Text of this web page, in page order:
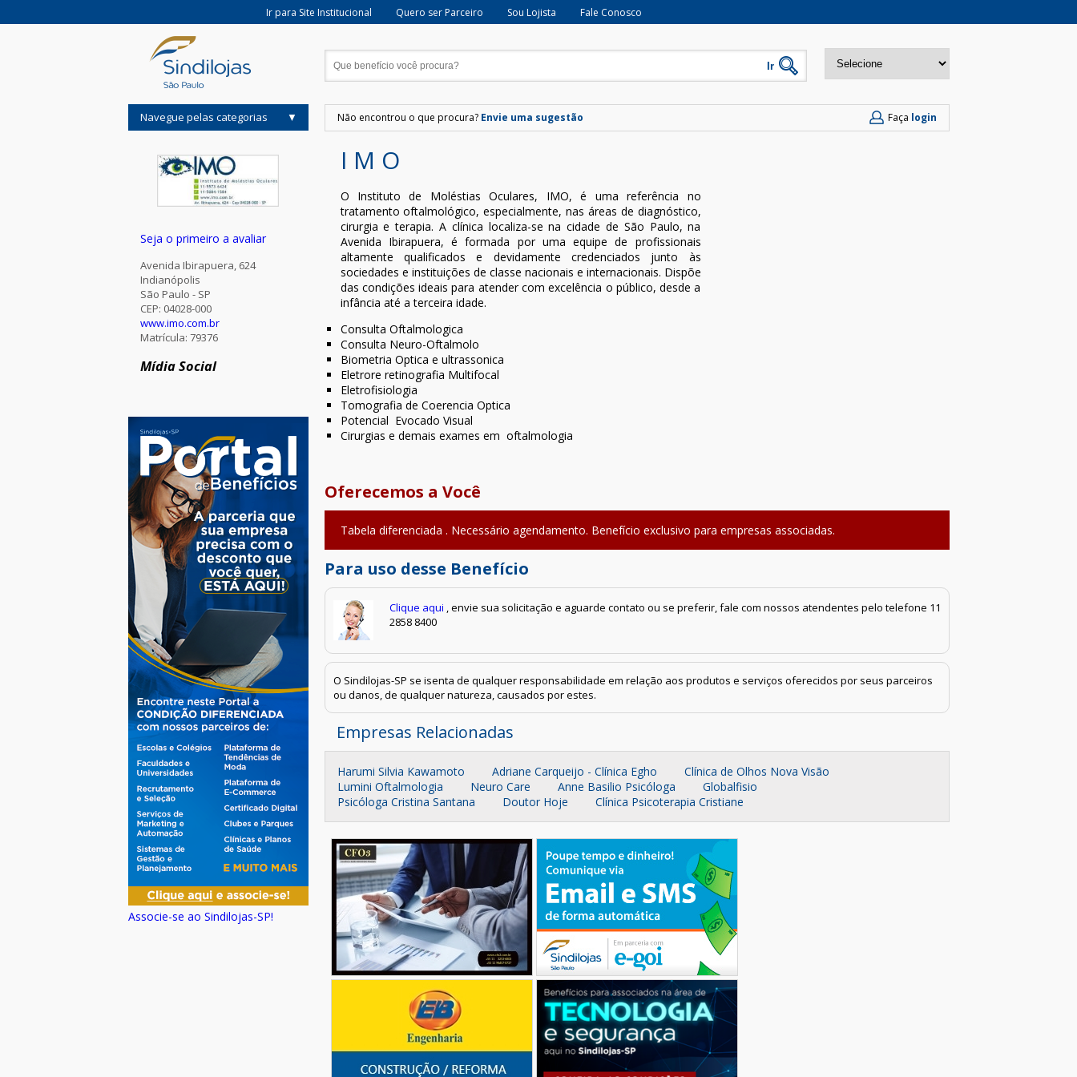
Ir para Site Institucional Quero ser Parceiro Sou Lojista Fale Conosco
Navegue pelas categorias
Seja o primeiro a avaliar
Avenida Ibirapuera, 624
Indianópolis
São Paulo - SP
CEP: 04028-000
www.imo.com.br
Matrícula: 79376
Mídia Social
Associe-se ao Sindilojas-SP!
Não encontrou o que procura? Envie uma sugestão Faça login
I M O
O Instituto de Moléstias Oculares, IMO, é uma referência no
tratamento oftalmológico, especialmente, nas áreas de diagnóstico,
cirurgia e terapia. A clínica localiza-se na cidade de São Paulo, na
Avenida Ibirapuera, é formada por uma equipe de profissionais
altamente qualificados e devidamente credenciados junto às
sociedades e instituições de classe nacionais e internacionais. Dispõe
das condições ideais para atender com excelência o público, desde a
infância até a terceira idade.
Consulta Oftalmologica
Consulta Neuro-Oftalmolo
Biometria Optica e ultrassonica
Eletrore retinografia Multifocal
Eletrofisiologia
Tomografia de Coerencia Optica
Potencial Evocado Visual
Cirurgias e demais exames em oftalmologia
Oferecemos a Você
Tabela diferenciada . Necessário agendamento. Benefício exclusivo para empresas associadas.
Para uso desse Benefício
Clique aqui , envie sua solicitação e aguarde contato ou se preferir, fale com nossos atendentes pelo telefone 11
2858 8400
O Sindilojas-SP se isenta de qualquer responsabilidade em relação aos produtos e serviços oferecidos por seus parceiros
ou danos, de qualquer natureza, causados por estes.
Empresas Relacionadas
Harumi Silvia Kawamoto Adriane Carqueijo - Clínica Egho
Clínica de Olhos Nova Visão
Lumini Oftalmologia
Neuro Care Anne Basilio Psicóloga
Globalfisio
Psicóloga Cristina Santana
Doutor Hoje Clínica Psicoterapia Cristiane